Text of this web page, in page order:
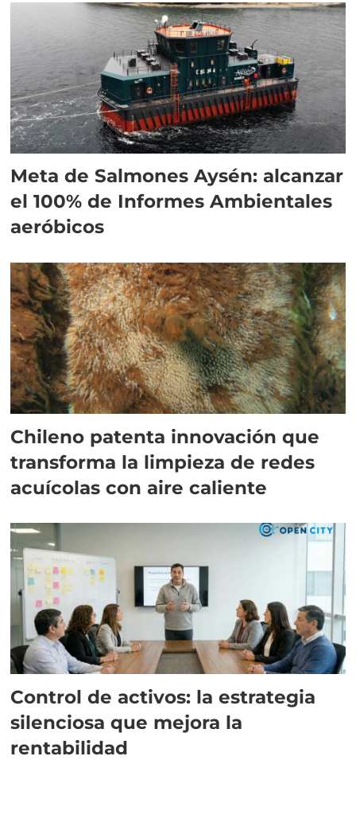
Meta de Salmones Aysén: alcanzar
el 100% de Informes Ambientales
aeróbicos
Chileno patenta innovación que
transforma la limpieza de redes
acuícolas con aire caliente
Control de activos: la estrategia
silenciosa que mejora la
rentabilidad